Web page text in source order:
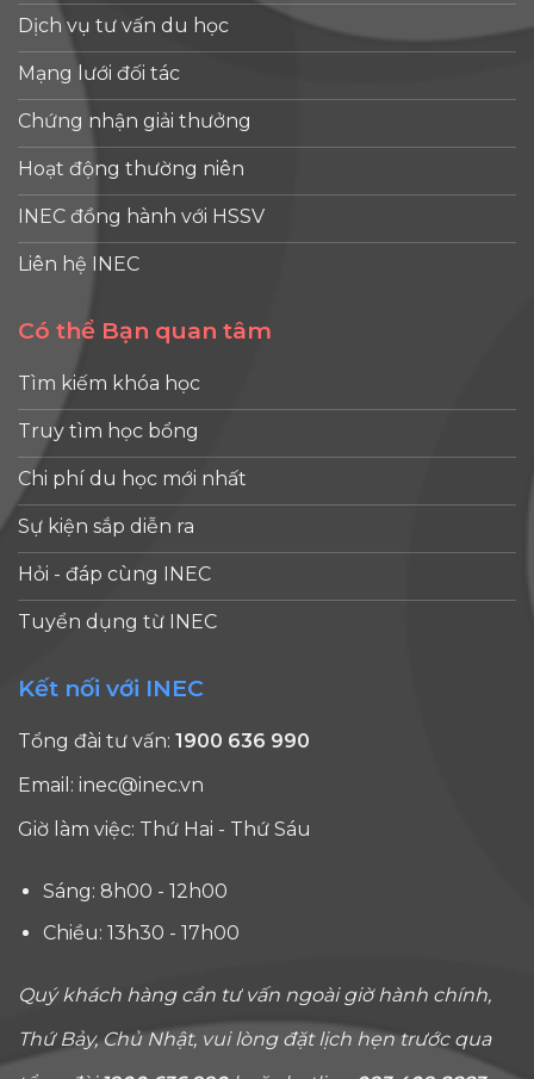
Dịch vụ tư vấn du học
Mạng lưới đối tác
Chứng nhận giải thưởng
Hoạt động thường niên
INEC đồng hành với HSSV
Liên hệ INEC
Có thể Bạn quan tâm
Tìm kiếm khóa học
Truy tìm học bổng
Chi phí du học mới nhất
Sự kiện sắp diễn ra
Hỏi - đáp cùng INEC
Tuyển dụng từ INEC
Kết nối với INEC
Tổng đài tư vấn: 1900 636 990
Email: inec@inec.vn
Giờ làm việc: Thứ Hai - Thứ Sáu
Sáng: 8h00 - 12h00
Chiều: 13h30 - 17h00
Quý khách hàng cần tư vấn ngoài giờ hành chính,
Thứ Bảy, Chủ Nhật, vui lòng đặt lịch hẹn trước qua